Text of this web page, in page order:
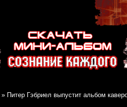
» Питер Гэбриел выпустит альбом